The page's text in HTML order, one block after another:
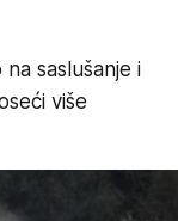
saslušanje i
više